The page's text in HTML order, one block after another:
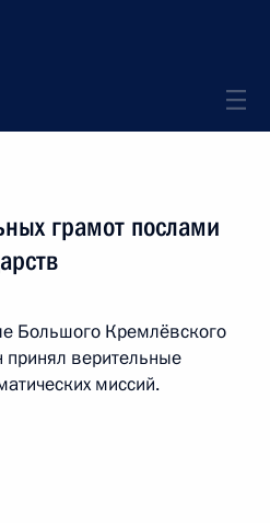
грамот послами
Большого Кремлёвского
верительные
миссий.